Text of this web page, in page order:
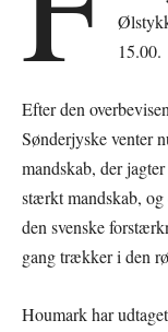
15.00.
Efter den
Sønderjyske venter
mandskab, der
stærkt mandskab,
den svenske
gang trækker i den
Houmark har